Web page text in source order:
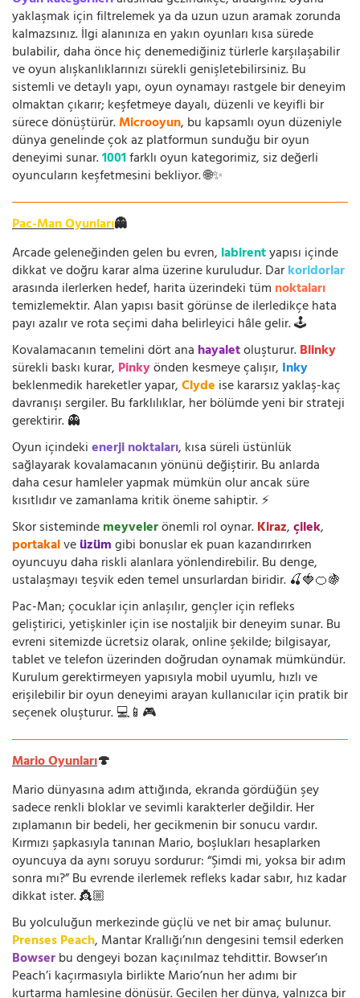
yaklaşmak için filtrelemek ya da uzun uzun aramak zorunda
kalmazsınız. İlgi alanınıza en yakın oyunları kısa sürede
bulabilir, daha önce hiç denemediğiniz türlerle karşılaşabilir
ve oyun alışkanlıklarınızı sürekli genişletebilirsiniz. Bu
sistemli ve detaylı yapı, oyun oynamayı rastgele bir deneyim
olmaktan çıkarır; keşfetmeye dayalı, düzenli ve keyifli bir
sürece dönüştürür.Microoyun, bu kapsamlı oyun düzeniyle
dünya genelinde çok az platformun sunduğu bir oyun
deneyimi sunar.1001farklı oyun kategorimiz, siz değerli
oyuncuların keşfetmesini bekliyor. 🌐✨
Pac-Man Oyunları👻
Arcade geleneğinden gelen bu evren, labirentyapısı içinde
dikkat ve doğru karar alma üzerine kuruludur. Darkoridorlar
arasında ilerlerken hedef, harita üzerindeki tüm noktaları
temizlemektir. Alan yapısı basit görünse de ilerledikçe hata
payı azalır ve rota seçimi daha belirleyici hâle gelir. 🕹️
Kovalamacanın temelini dört ana hayaletoluşturur.Blinky
sürekli baskı kurar, Pinkyönden kesmeye çalışır, Inky
beklenmedik hareketler yapar,Clyde ise kararsız yaklaş-kaç
davranışı sergiler. Bu farklılıklar, her bölümde yeni bir strateji
gerektirir. 👻
Oyun içindekienerji noktaları, kısa süreli üstünlük
sağlayarak kovalamacanın yönünü değiştirir. Bu anlarda
daha cesur hamleler yapmak mümkün olur ancak süre
kısıtlıdır ve zamanlama kritik öneme sahiptir. ⚡
Skor sistemindemeyvelerönemli rol oynar.Kiraz,çilek,
portakalveüzümgibi bonuslar ek puan kazandırırken
oyuncuyu daha riskli alanlara yönlendirebilir. Bu denge,
ustalaşmayı teşvik eden temel unsurlardan biridir. 🍒🍓🍊🍇
Pac-Man; çocuklar için anlaşılır, gençler için refleks
geliştirici, yetişkinler için ise nostaljik bir deneyim sunar. Bu
evreni sitemizde ücretsiz olarak, online şekilde; bilgisayar,
tablet ve telefon üzerinden doğrudan oynamak mümkündür.
Kurulum gerektirmeyen yapısıyla mobil uyumlu, hızlı ve
erişilebilir bir oyun deneyimi arayan kullanıcılar için pratik bir
seçenek oluşturur. 💻📱🎮
Mario Oyunları🍄
Mario dünyasına adım attığında, ekranda gördüğün şey
sadece renkli bloklar ve sevimli karakterler değildir. Her
zıplamanın bir bedeli, her gecikmenin bir sonucu vardır.
Kırmızı şapkasıyla tanınan Mario, boşlukları hesaplarken
oyuncuya da aynı soruyu sordurur: “Şimdi mi, yoksa bir adım
sonra mı?” Bu evrende ilerlemek refleks kadar sabır, hız kadar
dikkat ister. 👸🏼
Bu yolculuğun merkezinde güçlü ve net bir amaç bulunur.
Prenses Peach, Mantar Krallığı’nın dengesini temsil ederken
Bowserbu dengeyi bozan kaçınılmaz tehdittir. Bowser’ın
Peach’i kaçırmasıyla birlikte Mario’nun her adımı bir